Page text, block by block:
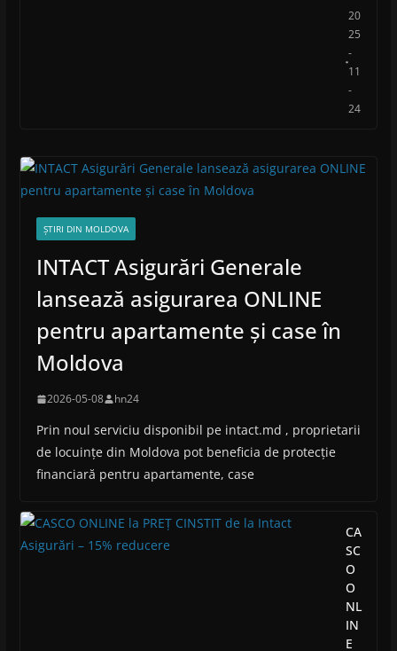
20
25
-
11
-
24
ȘTIRI DIN MOLDOVA
INTACT Asigurări Generale
lansează asigurarea ONLINE
pentru apartamente și case în
Moldova
2026-05-08 hn24
Prin noul serviciu disponibil pe intact.md , proprietarii
de locuințe din Moldova pot beneficia de protecție
financiară pentru apartamente, case
CA
SC
O
O
NL
IN
E